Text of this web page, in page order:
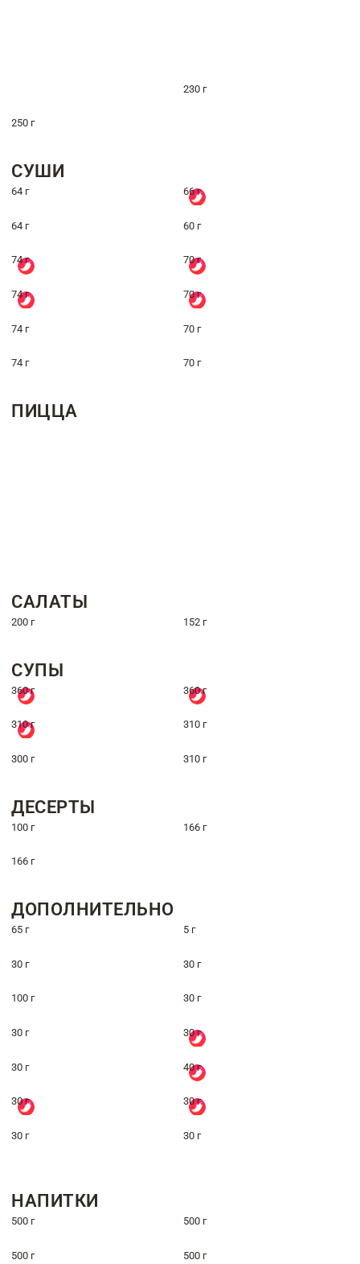
230 г
250 г
СУШИ
64 г 66 г
64 г 60 г
74 г 70 г
74 г 70 г
74 г 70 г
74 г 70 г
ПИЦЦА
САЛАТЫ
200 г 152 г
СУПЫ
360 г 360 г
310 г 310 г
300 г 310 г
ДЕСЕРТЫ
100 г 166 г
166 г
ДОПОЛНИТЕЛЬНО
65 г 5 г
30 г 30 г
100 г 30 г
30 г 30 г
30 г 40 г
30 г 30 г
30 г 30 г
НАПИТКИ
500 г 500 г
500 г 500 г